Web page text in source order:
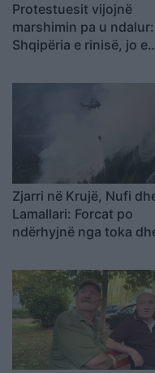
Protestuesit vijojnë
marshimin pa u ndalur:
Shqipëria e rinisë, jo e
Zjarri në Krujë, Nufi
Lamallari: Forcat po
ndërhyjnë nga toka